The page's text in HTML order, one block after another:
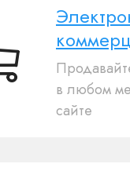
Электронная
коммерцияв любом
сайте